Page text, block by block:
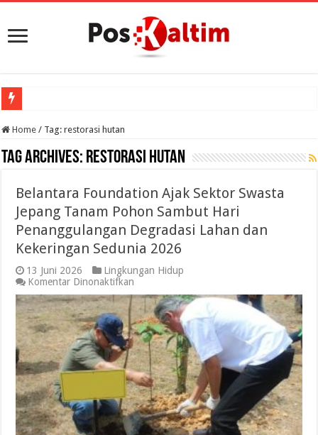
Home / Tag:restorasi hutan
Tag Archives: restorasi hutan
Belantara Foundation Ajak Sektor Swasta
Jepang Tanam Pohon Sambut Hari
Penanggulangan Degradasi Lahan dan
Kekeringan Sedunia 2026
13 Juni 2026
Lingkungan Hidup
Komentar Dinonaktifkan
Belantara
Foundation
Ajak
Sektor
Swasta
Jepang
Tanam
Pohon
Sambut
Hari
Penanggulangan
Degradasi
Lahan